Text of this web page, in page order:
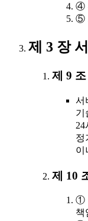
④
⑤
제 3 장
제 9
서
기
24
정
이
제 10
①
책